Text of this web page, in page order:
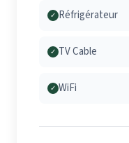
✓ Réfrigérateur
✓ TV Cable
✓ WiFi